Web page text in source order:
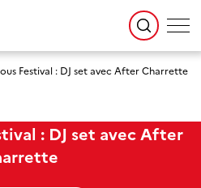
Festival : DJ set avec After Charrette
: DJ set avec After